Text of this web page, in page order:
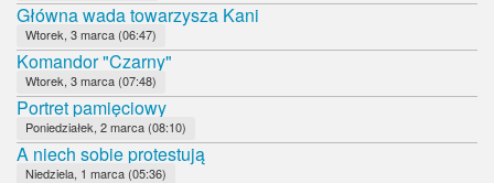
Główna wada towarzysza Kani
Wtorek, 3 marca (06:47)
Komandor "Czarny"
Wtorek, 3 marca (07:48)
Portret pamięciowy
Poniedziałek, 2 marca (08:10)
A niech sobie protestują
Niedziela, 1 marca (05:36)